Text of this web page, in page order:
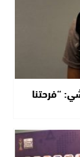
“فرحتنا